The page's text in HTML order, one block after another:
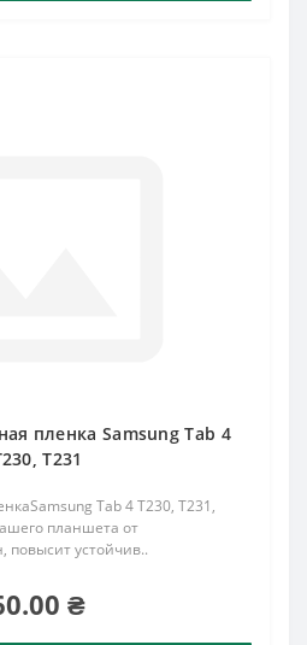
пленка Samsung Tab 4
T231
Tab 4 T230, T231,
планшета от
повысит устойчив..
₴